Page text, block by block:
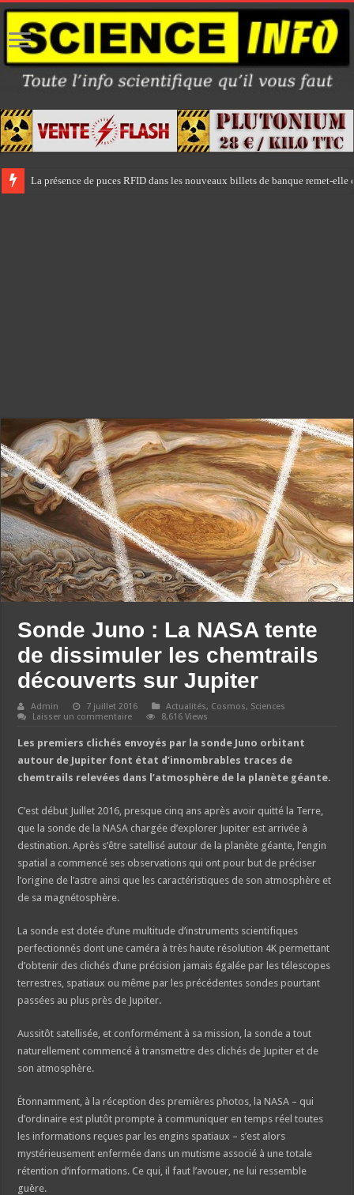
La présence de puces RFID dans les nouveaux billets de banque remet-
Sonde Juno : La NASA tente
de dissimuler les chemtrails
découverts sur Jupiter
Admin 7 juillet 2016 Actualités, Cosmos, Sciences
Laisser un commentaire
8,616 Views
Les premiers clichés envoyés par la sonde Juno orbitant
autour de Jupiter font état d’innombrables traces de
chemtrails relevées dans l’atmosphère de la planète géante.
C’est début Juillet 2016, presque cinq ans après avoir quitté la Terre,
que la sonde de la NASA chargée d’explorer Jupiter est arrivée à
destination. Après s’être satellisé autour de la planète géante, l’engin
spatial a commencé ses observations qui ont pour but de préciser
l’origine de l’astre ainsi que les caractéristiques de son atmosphère et
de sa magnétosphère.
La sonde est dotée d’une multitude d’instruments scientifiques
perfectionnés dont une caméra à très haute résolution 4K permettant
d’obtenir des clichés d’une précision jamais égalée par les télescopes
terrestres, spatiaux ou même par les précédentes sondes pourtant
passées au plus près de Jupiter.
Aussitôt satellisée, et conformément à sa mission, la sonde a tout
naturellement commencé à transmettre des clichés de Jupiter et de
son atmosphère.
Étonnamment, à la réception des premières photos, la NASA – qui
d’ordinaire est plutôt prompte à communiquer en temps réel toutes
les informations reçues par les engins spatiaux – s’est alors
mystérieusement enfermée dans un mutisme associé à une totale
rétention d’informations. Ce qui, il faut l’avouer, ne lui ressemble
guère.